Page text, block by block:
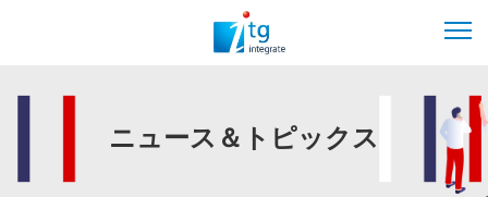
ニュース＆トピックス